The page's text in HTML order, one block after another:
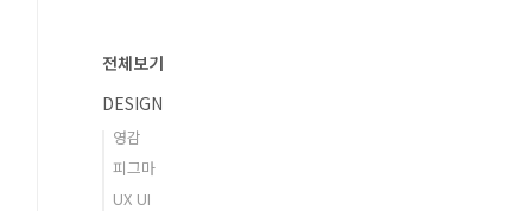
전체보기
DESIGN
영감
피그마
UX UI